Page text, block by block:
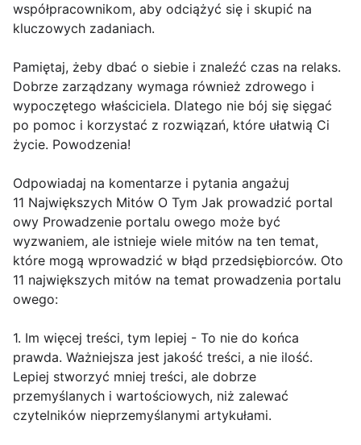
współpracownikom, aby odciążyć się i skupić na
kluczowych zadaniach.
Pamiętaj, żeby dbać o siebie i znaleźć czas na relaks.
Dobrze zarządzany wymaga również zdrowego i
wypoczętego właściciela. Dlatego nie bój się sięgać
po pomoc i korzystać z rozwiązań, które ułatwią Ci
życie. Powodzenia!
Odpowiadaj na komentarze i pytania angażuj
11 Największych Mitów O Tym Jak prowadzić portal
owy Prowadzenie portalu owego może być
wyzwaniem, ale istnieje wiele mitów na ten temat,
które mogą wprowadzić w błąd przedsiębiorców. Oto
11 największych mitów na temat prowadzenia portalu
owego:
1. Im więcej treści, tym lepiej - To nie do końca
prawda. Ważniejsza jest jakość treści, a nie ilość.
Lepiej stworzyć mniej treści, ale dobrze
przemyślanych i wartościowych, niż zalewać
czytelników nieprzemyślanymi artykułami.